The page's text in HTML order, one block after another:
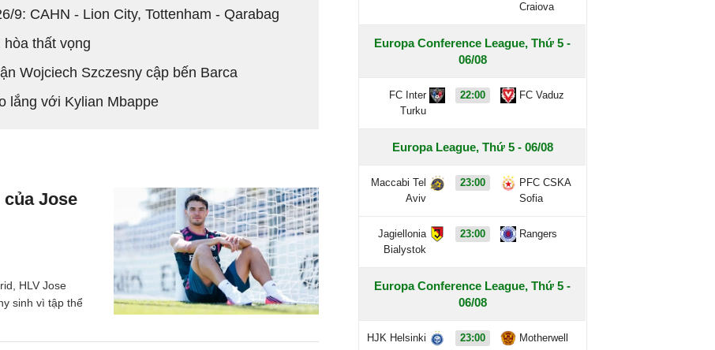
9: CAHN - Lion City, Tottenham - Qarabag
thất vọng
Wojciech Szczesny cập bến Barca
lắng với Kylian Mbappe
Jose
HLV Jose
sinh vì tập thể
Craiova
Europa Conference League, Thứ 5 -
06/08
FC Inter
Turku
22:00 FC Vaduz
Europa League, Thứ 5 - 06/08
Maccabi Tel
Aviv
23:00
PFC CSKA
Sofia
Jagiellonia
Bialystok
23:00 Rangers
Europa Conference League, Thứ 5 -
06/08
HJK Helsinki 23:00 Motherwell